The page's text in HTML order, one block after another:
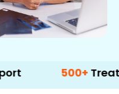
500+ Treatment